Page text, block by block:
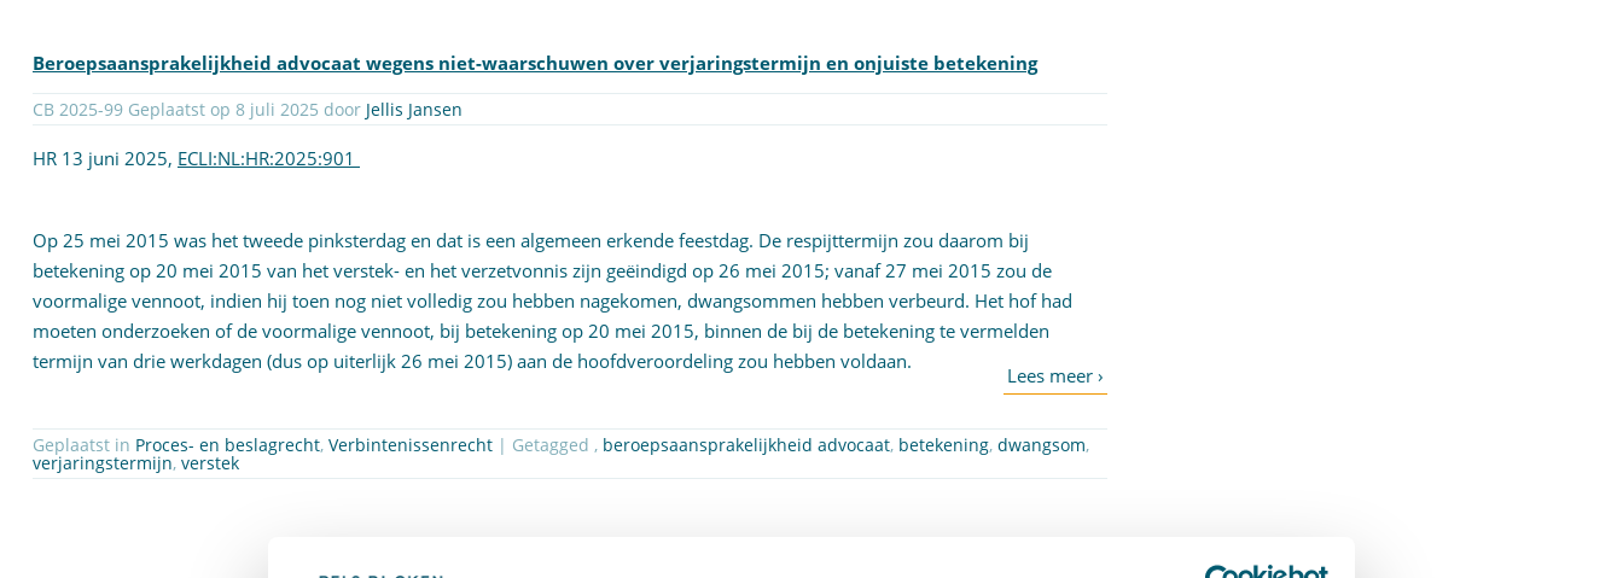
Beroepsaansprakelijkheid advocaat wegens niet-waarschuwen over verjaringstermijn en onjuiste betekening
CB 2025-99 Geplaatst op 8 juli 2025 door Jellis Jansen
HR 13 juni 2025, ECLI:NL:HR:2025:901
Op 25 mei 2015 was het tweede pinksterdag en dat is een algemeen erkende feestdag. De respijttermijn zou daarom bij
betekening op 20 mei 2015 van het verstek- en het verzetvonnis zijn geëindigd op 26 mei 2015; vanaf 27 mei 2015 zou de
voormalige vennoot, indien hij toen nog niet volledig zou hebben nagekomen, dwangsommen hebben verbeurd. Het hof had
moeten onderzoeken of de voormalige vennoot, bij betekening op 20 mei 2015, binnen de bij de betekening te vermelden
termijn van drie werkdagen (dus op uiterlijk 26 mei 2015) aan de hoofdveroordeling zou hebben voldaan.
Geplaatst in Proces- en beslagrecht, Verbintenissenrecht | Getagged , beroepsaansprakelijkheid advocaat, betekening, dwangsom,
verjaringstermijn, verstek